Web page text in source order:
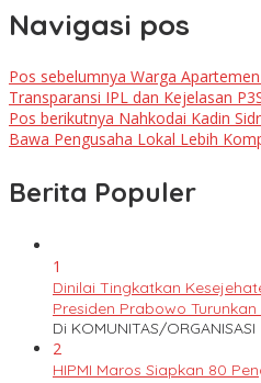
Navigasi pos
Pos sebelumnya Warga
Transparansi IPL dan Kejelasan
Pos berikutnya Nahkodai Kadin
Bawa Pengusaha Lokal Lebih
Berita Populer
1
Dinilai Tingkatkan
Presiden Prabowo
Di KOMUNITAS/ORGANISASI
2
HIPMI Maros Siapkan 80